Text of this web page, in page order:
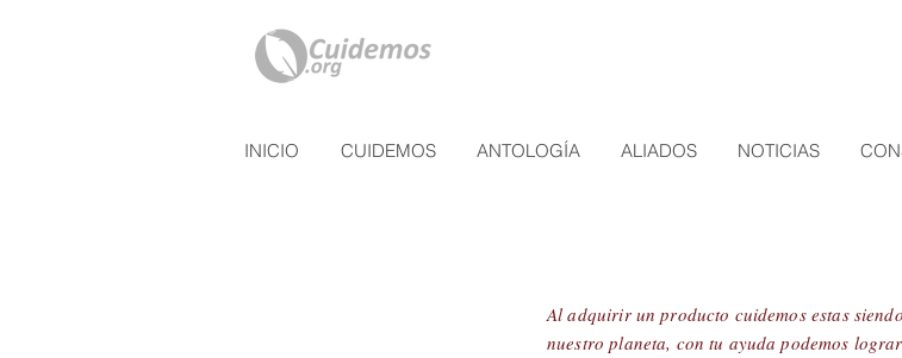
INICIO CUIDEMOS ANTOLOGÍA ALIADOS NOTICIAS
Al adquirir un producto cuidemos estas
nuestro planeta, con tu ayuda podemos